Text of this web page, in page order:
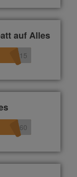
auf Alles
d15
360